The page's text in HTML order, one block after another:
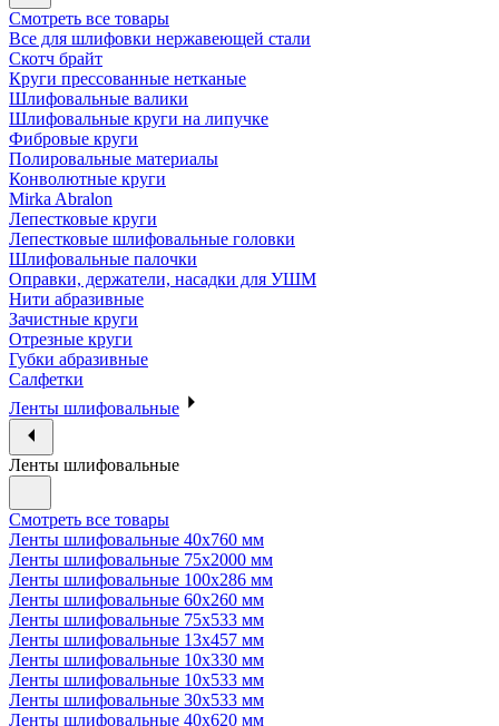
Смотреть все товары
Все для шлифовки нержавеющей стали
Скотч брайт
Круги прессованные нетканые
Шлифовальные валики
Шлифовальные круги на липучке
Фибровые круги
Полировальные материалы
Конволютные круги
Mirka Abralon
Лепестковые круги
Лепестковые шлифовальные головки
Шлифовальные палочки
Оправки, держатели, насадки для УШМ
Нити абразивные
Зачистные круги
Отрезные круги
Губки абразивные
Салфетки
Ленты шлифовальные
Ленты шлифовальные
Смотреть все товары
Ленты шлифовальные 40х760 мм
Ленты шлифовальные 75х2000 мм
Ленты шлифовальные 100х286 мм
Ленты шлифовальные 60х260 мм
Ленты шлифовальные 75х533 мм
Ленты шлифовальные 13х457 мм
Ленты шлифовальные 10х330 мм
Ленты шлифовальные 10х533 мм
Ленты шлифовальные 30х533 мм
Ленты шлифовальные 40х620 мм